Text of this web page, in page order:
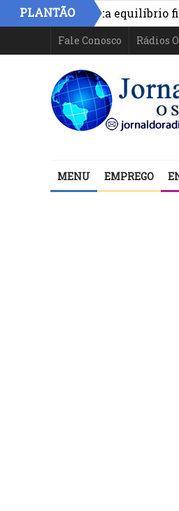
PLANTÃO
aponta equilíbrio fiscal
Fale Conosco Rádios
MENU EMPREGO